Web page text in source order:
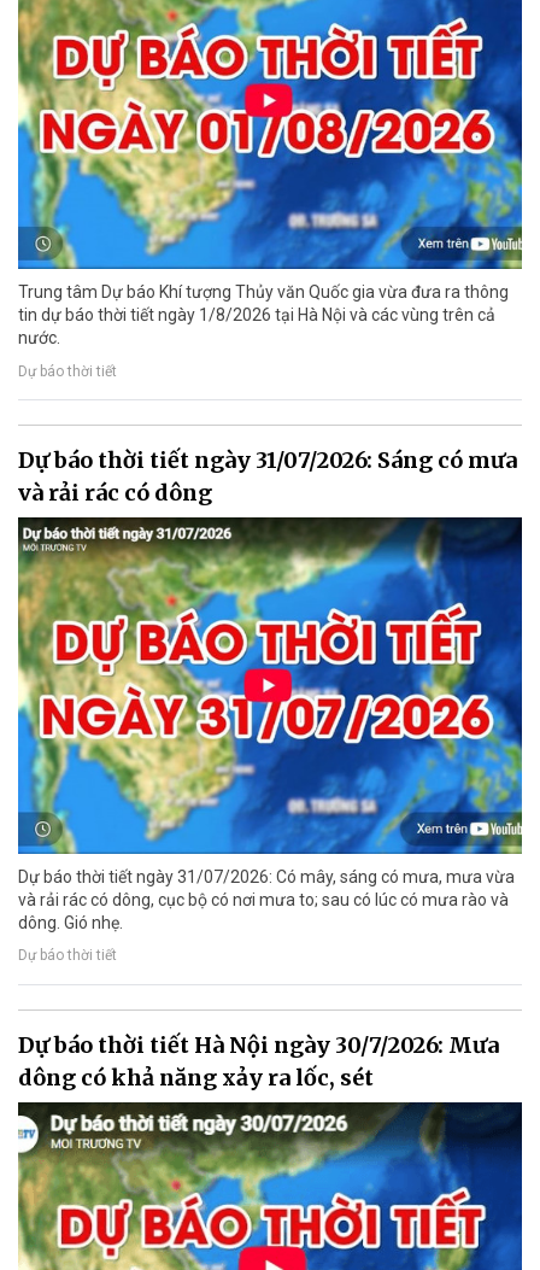
Trung tâm Dự báo Khí tượng Thủy văn Quốc gia vừa đưa ra thông
tin dự báo thời tiết ngày 1/8/2026 tại Hà Nội và các vùng trên cả
nước.
Dự báo thời tiết
Dự báo thời tiết ngày 31/07/2026: Sáng có mưa
và rải rác có dông
Dự báo thời tiết ngày 31/07/2026: Có mây, sáng có mưa, mưa vừa
và rải rác có dông, cục bộ có nơi mưa to; sau có lúc có mưa rào và
dông. Gió nhẹ.
Dự báo thời tiết
Dự báo thời tiết Hà Nội ngày 30/7/2026: Mưa
dông có khả năng xảy ra lốc, sét